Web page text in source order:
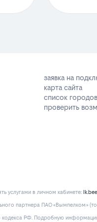
заявка на
карта сайта
список городов
проверить
услугами в личнoм кaбинeтe:
партнера ПАО «Вымпелком»
РФ. Подробную